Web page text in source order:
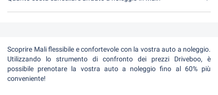
Scoprire Mali flessibile e confortevole con la vostra auto a noleggio.
Utilizzando lo strumento di confronto dei prezzi Driveboo, è
possibile prenotare la vostra auto a noleggio fino al 60% più
conveniente!
Fino a 24 ore prima del noleggio, la cancellazione durante l'orario